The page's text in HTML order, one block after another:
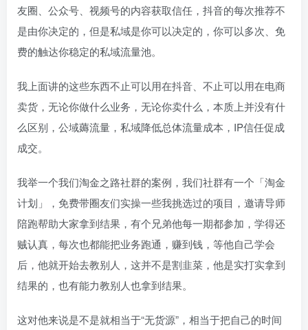
友圈、公众号、视频号的内容获取信任，抖音的每次推荐不
是由你决定的，但是私域是你可以决定的，你可以多次、免
费的触达你稳定的私域流量池。
我上面讲的这些东西不止可以用在抖音、不止可以用在电商
卖货，无论你做什么业务，无论你卖什么，本质上并没有什
么区别，公域薅流量，私域降低总体流量成本，IP信任促成
成交。
我举一个我们淘金之路社群的案例，我们社群有一个「淘金
计划」，免费带圈友们实操一些我挑选过的项目，邀请导师
陪跑帮助大家拿到结果，有个兄弟他每一期都参加，学得还
贼认真，每次也都能把业务跑通，赚到钱，等他自己学会
后，他就开始去教别人，这并不是割韭菜，他是实打实拿到
结果的，也有能力教别人也拿到结果。
这对他来说是不是就相当于“无货源”，相当于把自己的时间